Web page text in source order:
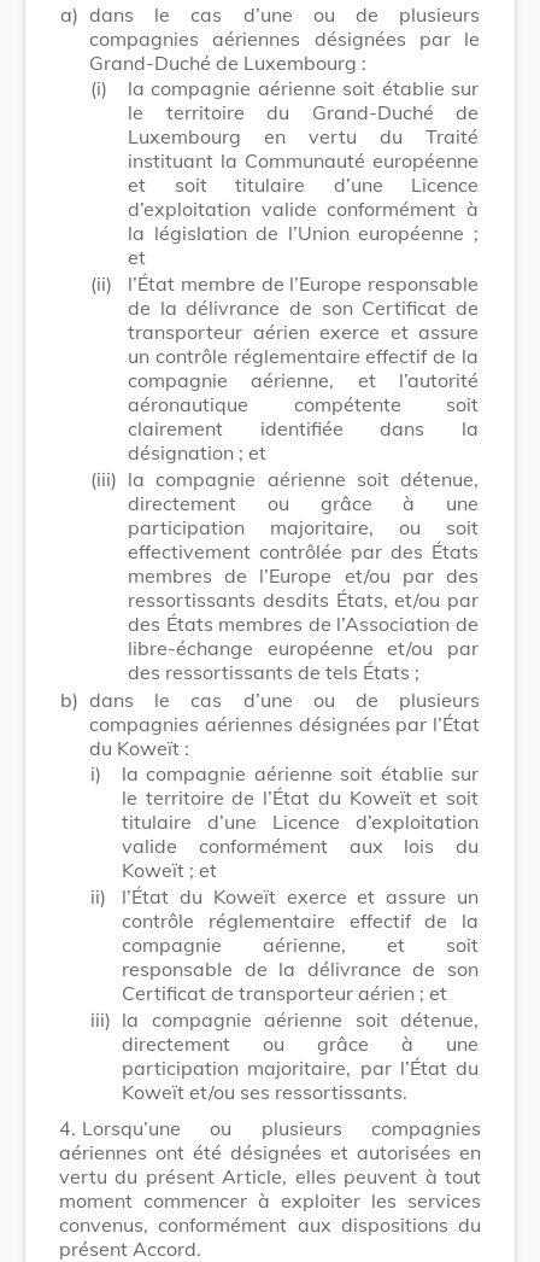
a) dans le cas d’une ou de plusieurs
compagnies aériennes désignées par le
Grand-Duché de Luxembourg :
(i)
la compagnie aérienne soit établie sur
le territoire du Grand-Duché de
Luxembourg en vertu du Traité
instituant la Communauté européenne
et soit titulaire d’une Licence
d’exploitation valide conformément à
la législation de l’Union européenne ;
et
(ii)
l’État membre de l’Europe responsable
de la délivrance de son Certificat de
transporteur aérien exerce et assure
un contrôle réglementaire effectif de la
compagnie aérienne, et l’autorité
aéronautique compétente soit
clairement identifiée dans la
désignation ; et
(iii) la compagnie aérienne soit détenue,
directement ou grâce à une
participation majoritaire, ou soit
effectivement contrôlée par des États
membres de l’Europe et/ou par des
ressortissants desdits États, et/ou par
des États membres de l’Association de
libre-échange européenne et/ou par
des ressortissants de tels États ;
b) dans le cas d’une ou de plusieurs
compagnies aériennes désignées par l’État
du Koweït :
i)
la compagnie aérienne soit établie sur
le territoire de l’État du Koweït et soit
titulaire d’une Licence d’exploitation
valide conformément aux lois du
Koweït ; et
ii)
l’État du Koweït exerce et assure un
contrôle réglementaire effectif de la
compagnie aérienne, et soit
responsable de la délivrance de son
Certificat de transporteur aérien ; et
iii) la compagnie aérienne soit détenue,
directement ou grâce à une
participation majoritaire, par l’État du
Koweït et/ou ses ressortissants.
4. Lorsqu’une ou plusieurs compagnies
aériennes ont été désignées et autorisées en
vertu du présent Article, elles peuvent à tout
moment commencer à exploiter les services
convenus, conformément aux dispositions du
présent Accord.